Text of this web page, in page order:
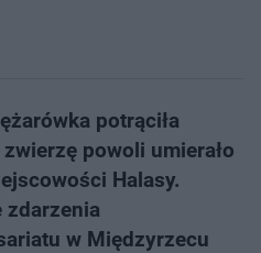
potrąciła
powoli umierało
Halasy.
zdarzenia
w Międzyrzecu